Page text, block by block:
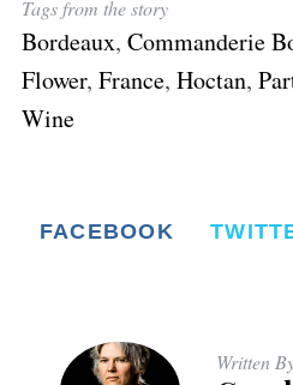
Tags from the story
Bordeaux, Commanderie
Flower, France, Hoctan,
Wine
FACEBOOK
Written